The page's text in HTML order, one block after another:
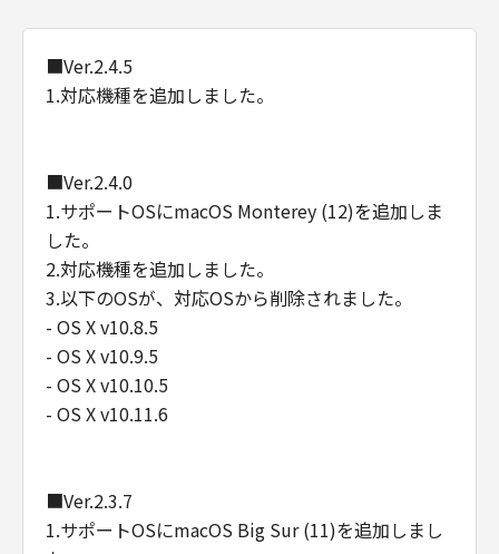
herein. Manufacturer is Canon Inc./30-2,
Shimomaruko 3-chome, Ohta-ku, Tokyo 146-
契約における「本ソフトウエア」を意味するも
のとします。
以上
キヤノン株式会社
■Ver.2.4.5
1.対応機種を追加しました。
■Ver.2.4.0
1.サポートOSにmacOS Monterey (12)を追加しま
した。
2.対応機種を追加しました。
3.以下のOSが、対応OSから削除されました。
- OS X v10.8.5
- OS X v10.9.5
- OS X v10.10.5
- OS X v10.11.6
■Ver.2.3.7
1.サポートOSにmacOS Big Sur (11)を追加しまし